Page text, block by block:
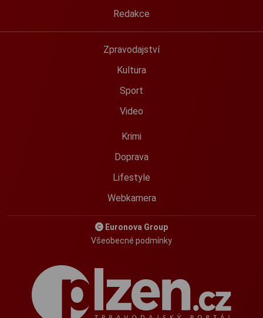
Redakce
Zpravodajství
Kultura
Sport
Video
Krimi
Doprava
Lifestyle
Webkamera
Euronova Group
Všeobecné podmínky